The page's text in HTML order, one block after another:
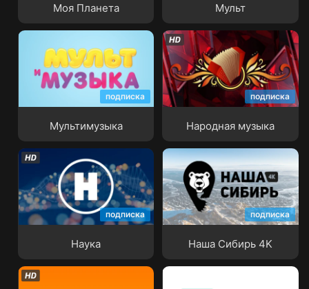
Моя Планета Мульт
подписка
Мультимузыка
подписка
Народная музыка
Народная музыка
подписка
Наука
Наука
подписка
Наша Сибирь 4K
Наша Сибирь 4K